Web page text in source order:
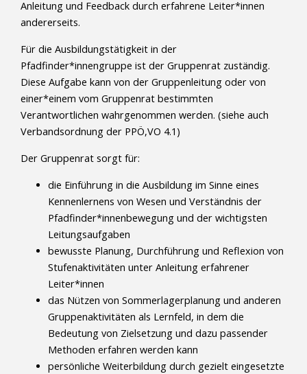
Anleitung und Feedback durch erfahrene Leiter*innen
andererseits.
Für die Ausbildungstätigkeit in der
Pfadfinder*innengruppe ist der Gruppenrat zuständig.
Diese Aufgabe kann von der Gruppenleitung oder von
einer*einem vom Gruppenrat bestimmten
Verantwortlichen wahrgenommen werden. (siehe auch
Verbandsordnung der PPÖ,VO 4.1)
Der Gruppenrat sorgt für:
die Einführung in die Ausbildung im Sinne eines
Kennenlernens von Wesen und Verständnis der
Pfadfinder*innenbewegung und der wichtigsten
Leitungsaufgaben
bewusste Planung, Durchführung und Reflexion von
Stufenaktivitäten unter Anleitung erfahrener
Leiter*innen
das Nützen von Sommerlagerplanung und anderen
Gruppenaktivitäten als Lernfeld, in dem die
Bedeutung von Zielsetzung und dazu passender
Methoden erfahren werden kann
persönliche Weiterbildung durch gezielt eingesetzte